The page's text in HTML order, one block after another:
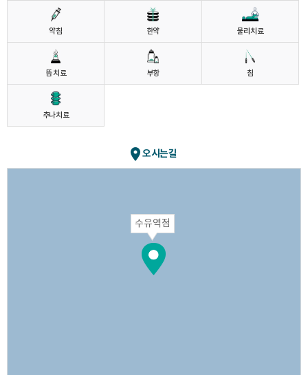
약침 한약 물리치료
뜸 치료 부항 침
추나치료
오시는길
수유역점